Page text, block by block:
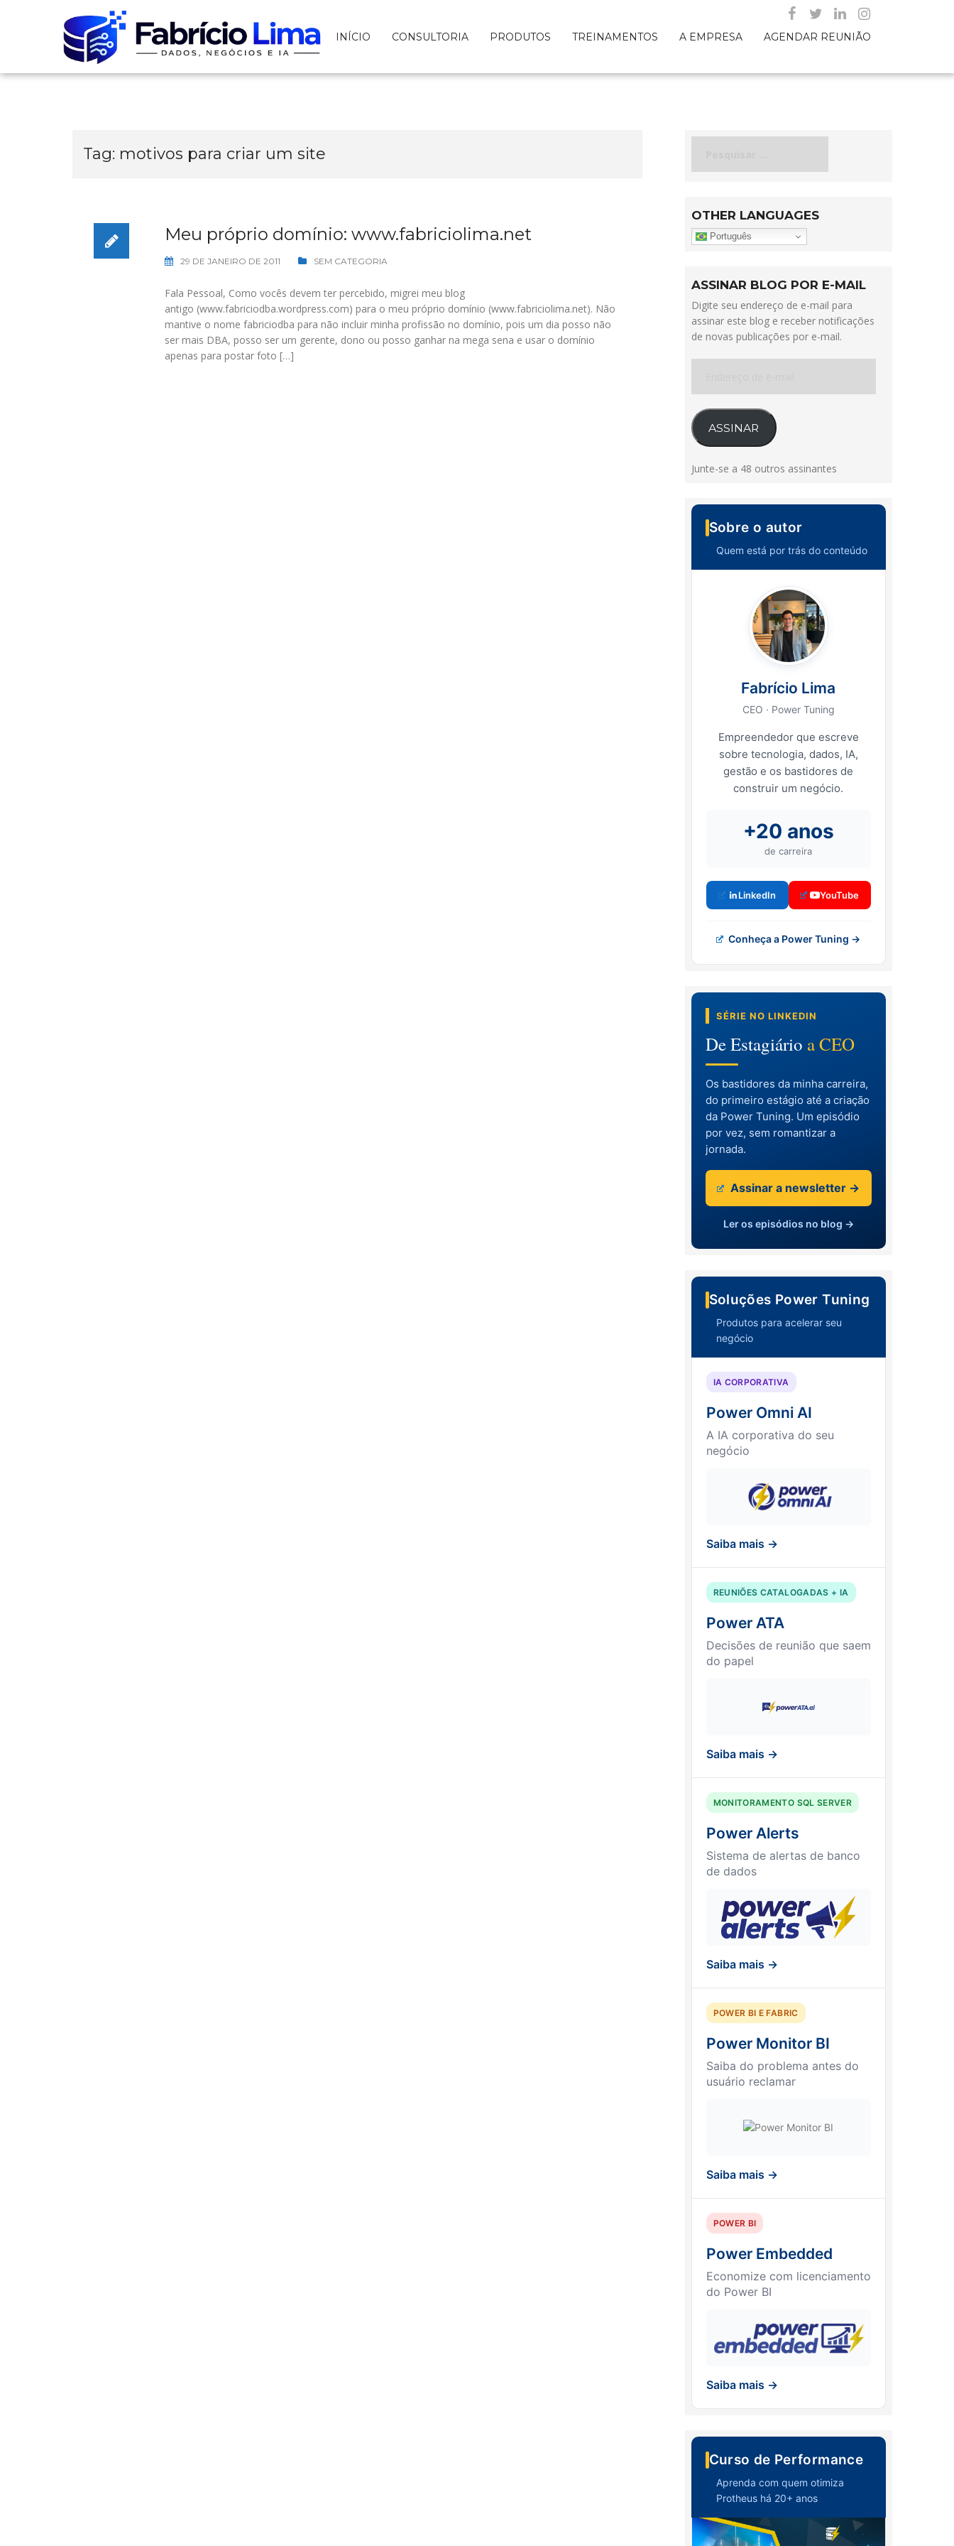
INÍCIO CONSULTORIA PRODUTOS TREINAMENTOS A EMPRESA AGENDAR REUNIÃO
Tag: motivos para criar um site
Meu próprio domínio: www.fabriciolima.net
29 DE JANEIRO DE 2011 SEM CATEGORIA
Fala Pessoal, Como vocês devem ter percebido, migrei meu blog
antigo (www.fabriciodba.wordpress.com) para o meu próprio domínio (www.fabriciolima.net). Não
mantive o nome fabriciodba para não incluir minha profissão no domínio, pois um dia posso não
ser mais DBA, posso ser um gerente, dono ou posso ganhar na mega sena e usar o domínio
apenas para postar foto […]
OTHER LANGUAGES
Português
ASSINAR BLOG POR E-MAIL
Digite seu endereço de e-mail para
assinar este blog e receber notificações
de novas publicações por e-mail.
e-
mail
ASSINAR
Junte-se a 48 outros assinantes
Sobre o autor
Quem está por trás do conteúdo
Fabrício Lima
CEO · Power Tuning
Empreendedor que escreve
sobre tecnologia, dados, IA,
gestão e os bastidores de
construir um negócio.
+20 anos
de carreira
LinkedIn YouTube
Conheça a Power Tuning →
SÉRIE NO LINKEDIN
De Estagiário a CEO
Os bastidores da minha carreira,
do primeiro estágio até a criação
da Power Tuning. Um episódio
por vez, sem romantizar a
jornada.
Assinar a newsletter →
Ler os episódios no blog →
Soluções Power Tuning
Produtos para acelerar seu
negócio
IA CORPORATIVA
Power Omni AI
A IA corporativa do seu
negócio
Saiba mais →
REUNIÕES CATALOGADAS + IA
Power ATA
Decisões de reunião que saem
do papel
Saiba mais →
MONITORAMENTO SQL SERVER
Power Alerts
Sistema de alertas de banco
de dados
Saiba mais →
POWER BI E FABRIC
Power Monitor BI
Saiba do problema antes do
usuário reclamar
Saiba mais →
POWER BI
Power Embedded
Economize com licenciamento
do Power BI
Saiba mais →
Curso de Performance
Aprenda com quem otimiza
Protheus há 20+ anos